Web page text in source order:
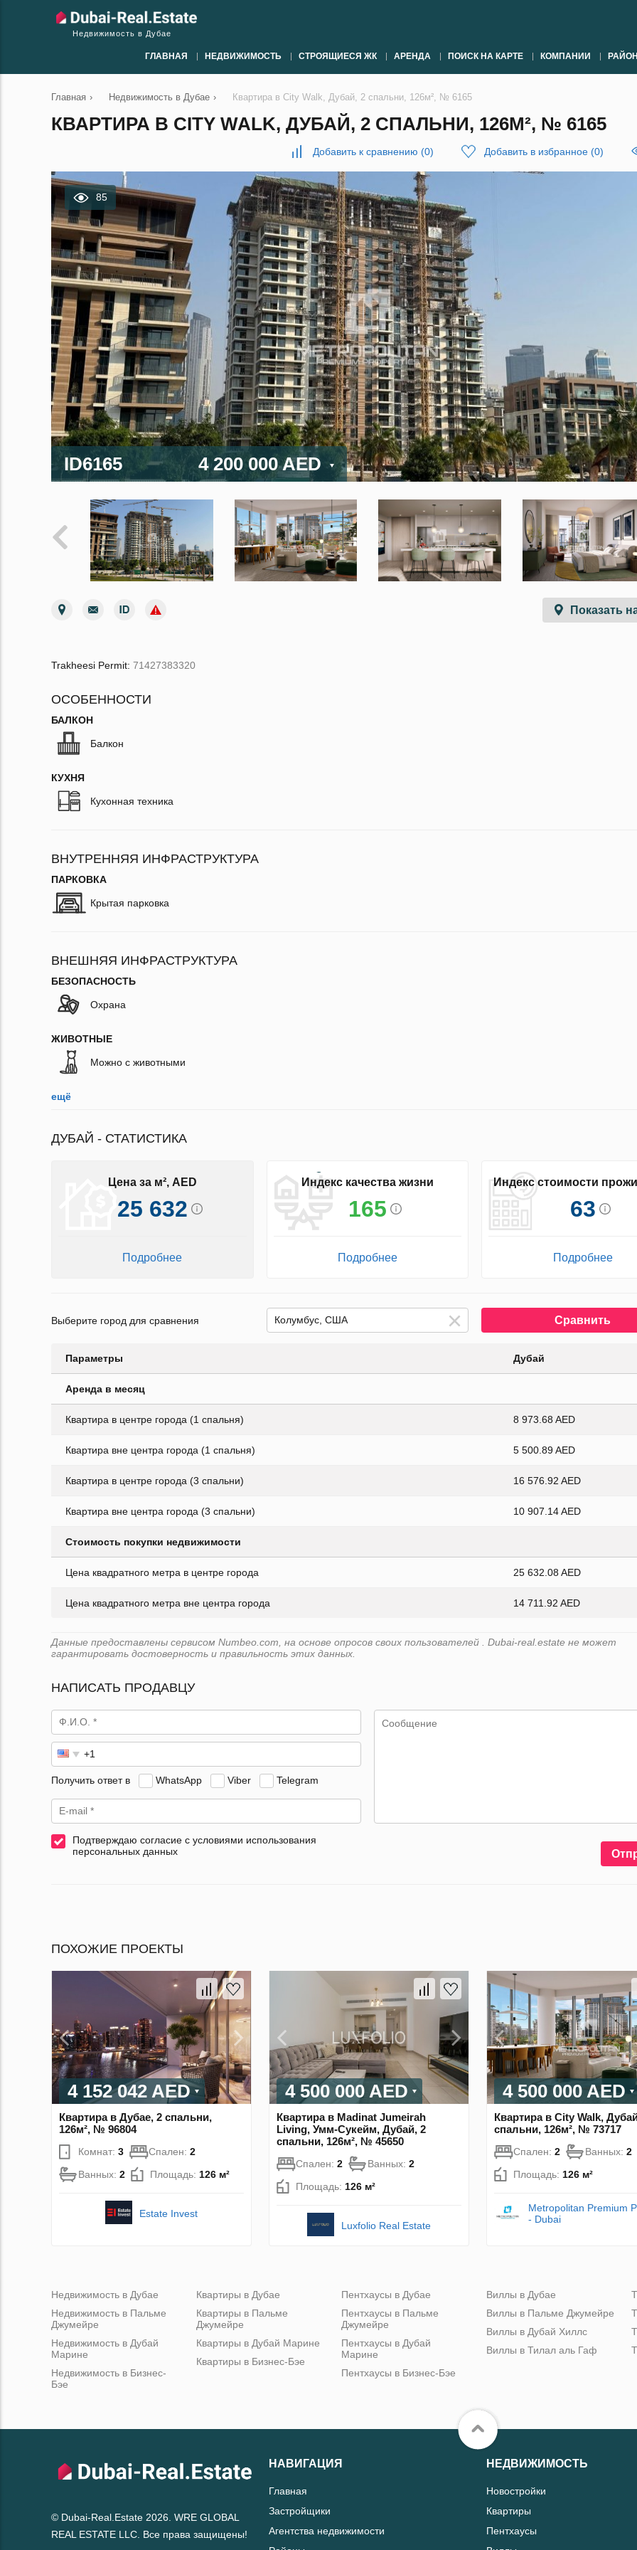
Недвижимость в Дубае
ГЛАВНАЯ НЕДВИЖИМОСТЬ СТРОЯЩИЕСЯ ЖК АРЕНДА ПОИСК НА КАРТЕ КОМПАНИИ
Главная › Недвижимость в Дубае › Квартира в City Walk, Дубай, 2 спальни, 126м², № 6165
КВАРТИРА В CITY WALK, ДУБАЙ, 2 СПАЛЬНИ, 126М², № 6165
Добавить к сравнению (0) Добавить в избранное (0)
85
ID6165 4 200 000 AED
Показать
Trakheesi Permit: 71427383320
ОСОБЕННОСТИ
БАЛКОН
Балкон
КУХНЯ
Кухонная техника
ВНУТРЕННЯЯ ИНФРАСТРУКТУРА
ПАРКОВКА
Крытая парковка
ВНЕШНЯЯ ИНФРАСТРУКТУРА
БЕЗОПАСНОСТЬ
Охрана
ЖИВОТНЫЕ
Можно с животными
ещё
ДУБАЙ - СТАТИСТИКА
Цена за м², AED
25 632
Подробнее
Индекс качества жизни
165
Подробнее
Индекс стоимости
63
Подробнее
Выберите город для сравнения Сравнить
Параметры Дубай
Аренда в месяц
Квартира в центре города (1 спальня) 8 973.68 AED
Квартира вне центра города (1 спальня) 5 500.89 AED
Квартира в центре города (3 спальни) 16 576.92 AED
Квартира вне центра города (3 спальни) 10 907.14 AED
Стоимость покупки недвижимости
Цена квадратного метра в центре города 25 632.08 AED
Цена квадратного метра вне центра города 14 711.92 AED
Данные предоставлены сервисом Numbeo.com, на основе опросов своих пользователей . Dubai-real.estate не может
гарантировать достоверность и правильность этих данных.
НАПИСАТЬ ПРОДАВЦУ
Получить ответ в WhatsApp Viber Telegram
Подтверждаю согласие с условиями использования
персональных данных
ПОХОЖИЕ ПРОЕКТЫ
4 152 042 AED
Квартира в Дубае, 2 спальни,
126м², № 96804
Комнат: 3 Спален: 2
Ванных: 2 Площадь: 126 м²
Estate Invest
4 500 000 AED
Квартира в Madinat Jumeirah
Living, Умм-Сукейм, Дубай, 2
спальни, 126м², № 45650
Спален: 2 Ванных: 2
Площадь: 126 м²
Luxfolio Real Estate
4 500 000 AED
Квартира в City Walk,
спальни, 126м², № 73717
Спален: 2 Ванных: 2
Площадь: 126 м²
Metropolitan Premium
- Dubai
Недвижимость в Дубае
Недвижимость в Пальме
Джумейре
Недвижимость в Дубай
Марине
Недвижимость в Бизнес-
Бэе
Квартиры в Дубае
Квартиры в Пальме
Джумейре
Квартиры в Дубай Марине
Квартиры в Бизнес-Бэе
Пентхаусы в Дубае
Пентхаусы в Пальме
Джумейре
Пентхаусы в Дубай
Марине
Пентхаусы в Бизнес-Бэе
Виллы в Дубае
Виллы в Пальме Джумейре
Виллы в Дубай Хиллс
Виллы в Тилал аль Гаф
© Dubai-Real.Estate 2026. WRE GLOBAL
REAL ESTATE LLC. Все права защищены!
НАВИГАЦИЯ
Главная
Застройщики
Агентства недвижимости
НЕДВИЖИМОСТЬ
Новостройки
Квартиры
Пентхаусы